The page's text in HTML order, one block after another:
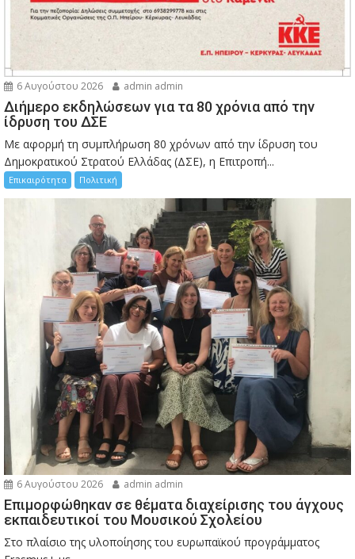
6 Αυγούστου 2026 admin admin
Διήμερο εκδηλώσεων για τα 80 χρόνια από την
ίδρυση του ΔΣΕ
Με αφορμή τη συμπλήρωση 80 χρόνων από την ίδρυση του
Δημοκρατικού Στρατού Ελλάδας (ΔΣΕ), η Επιτροπή...
Επικαιρότητα Πολιτική
6 Αυγούστου 2026 admin admin
Eπιμορφώθηκαν σε θέματα διαχείρισης του άγχους
εκπαιδευτικοί του Μουσικού Σχολείου
Στο πλαίσιο της υλοποίησης του ευρωπαϊκού προγράμματος